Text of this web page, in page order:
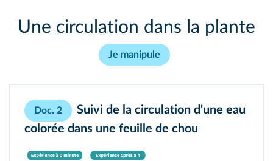
Une circulation dans la plante
Je manipule
Doc. 2
Suivi de la circulation d'une eau
colorée dans une feuille de chou